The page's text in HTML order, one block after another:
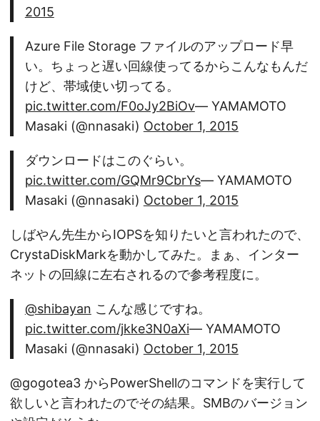
2015
Azure File Storage ファイルのアップロード早
い。ちょっと遅い回線使ってるからこんなもんだ
けど、帯域使い切ってる。
pic.twitter.com/F0oJy2BiOv— YAMAMOTO
Masaki (@nnasaki) October 1, 2015
ダウンロードはこのぐらい。
pic.twitter.com/GQMr9CbrYs— YAMAMOTO
Masaki (@nnasaki) October 1, 2015
しばやん先生からIOPSを知りたいと言われたので、
CrystaDiskMarkを動かしてみた。まぁ、インター
ネットの回線に左右されるので参考程度に。
@shibayan こんな感じですね。
pic.twitter.com/jkke3N0aXi— YAMAMOTO
Masaki (@nnasaki) October 1, 2015
@gogotea3 からPowerShellのコマンドを実行して
欲しいと言われたのでその結果。SMBのバージョン